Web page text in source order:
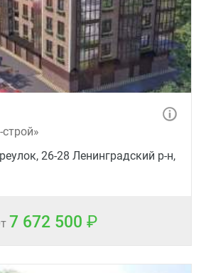
26-28 Ленинградский р-н,
7 672 500